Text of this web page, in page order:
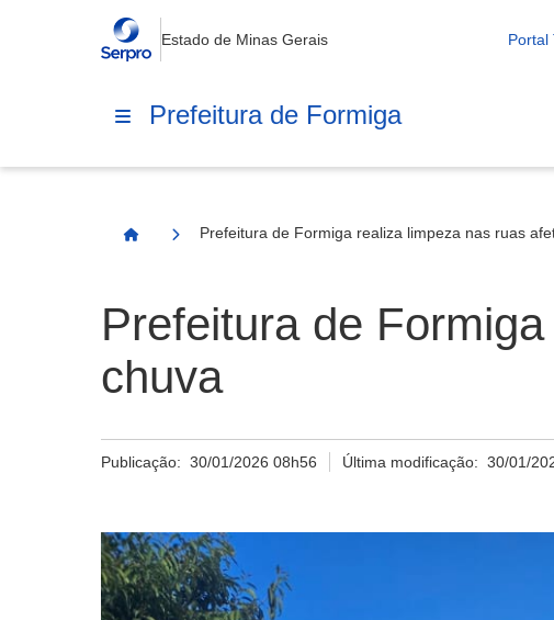
Estado de Minas Gerais Portal
Prefeitura de Formiga
Página Inicial
Prefeitura de Formiga realiza limpeza nas ruas
Prefeitura de
chuva
Publicação: 30/01/2026 08h56 Última modificação:30/01/